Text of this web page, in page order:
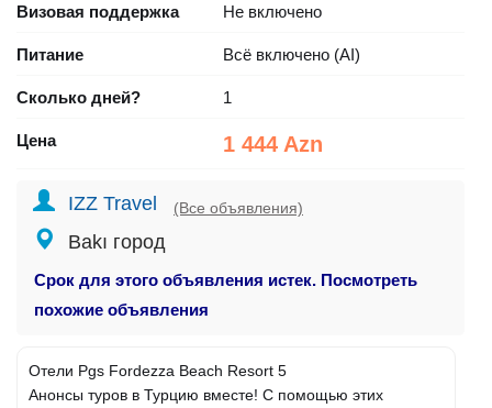
Визовая поддержка Не включено
Питание Всё включено (AI)
Сколько дней? 1
Цена 1 444 Azn
IZZ Travel (Все объявления)
Bakı город
Срок для этого объявления истек. Посмотреть
похожие объявления
Отели Pgs Fordezza Beach Resort 5
Анонсы туров в Турцию вместе! С помощью этих